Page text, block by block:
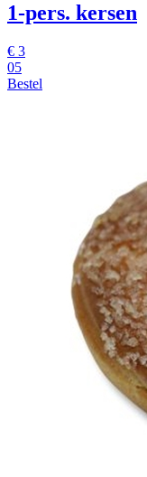
1-pers. kersen
€ 3
05
Bestel